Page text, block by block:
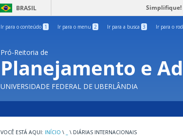
BRASIL Simplifique!
Ir para o conteúdo 1 Ir para o menu 2 Ir para a busca 3 Ir para o
Pró-Reitoria de
Planejamento e
UNIVERSIDADE FEDERAL DE UBERLÂNDIA
INÍCIO \ \ DIÁRIAS INTERNACIONAIS